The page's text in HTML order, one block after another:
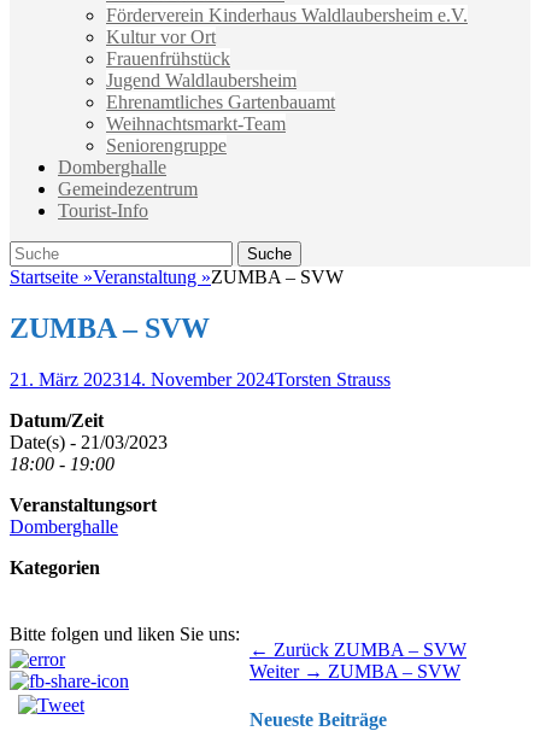
Förderverein Kinderhaus Waldlaubersheim e.V.
Kultur vor Ort
Frauenfrühstück
Jugend Waldlaubersheim
Ehrenamtliches Gartenbauamt
Weihnachtsmarkt-Team
Seniorengruppe
Domberghalle
Gemeindezentrum
Tourist-Info
Suche
Suche
nach:
Startseite »Veranstaltung »ZUMBA – SVW
ZUMBA – SVW
Veröffentlicht
21. März 202314. November 2024Autor
Torsten Strauss
Datum/Zeit
Date(s) - 21/03/2023
18:00 - 19:00
Veranstaltungsort
Domberghalle
Kategorien
Bitte folgen und liken Sie uns:
Beitragsnavigation ← Zurück Vorhergehender
Beitrag:
ZUMBA – SVW
Weiter → Nächster
ZUMBA – SVW
Neueste Beiträge